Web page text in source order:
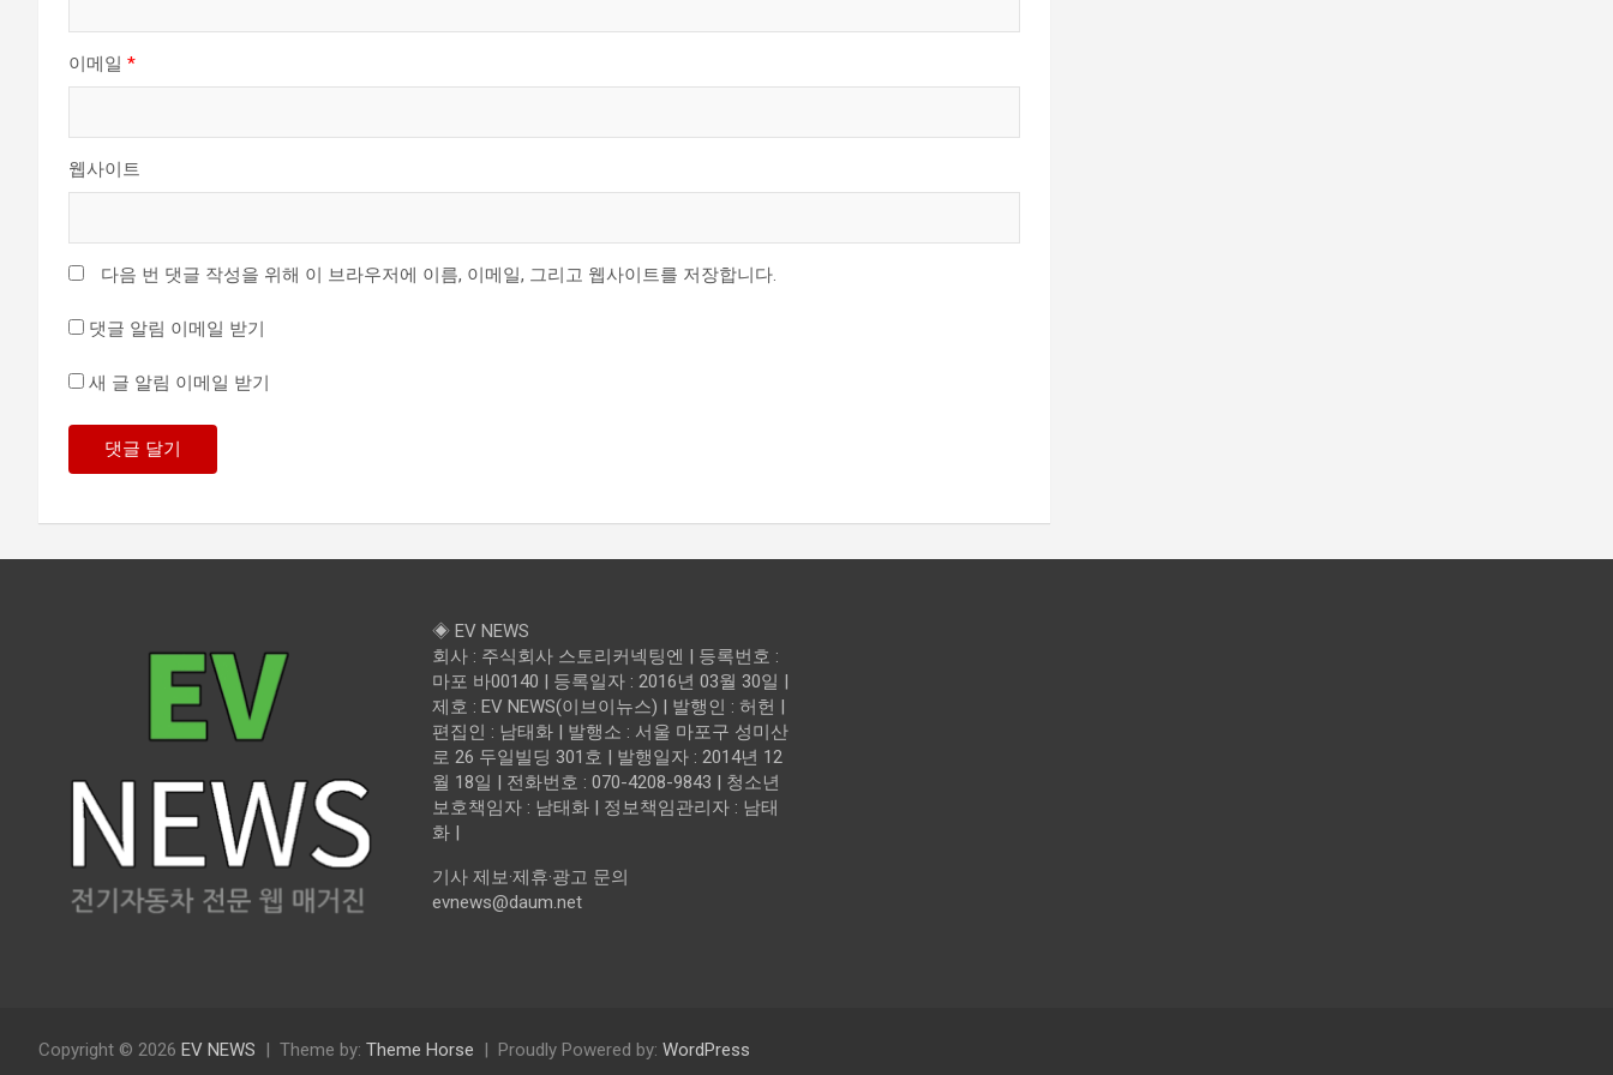
이메일 *
웹사이트
다음 번 댓글 작성을 위해 이 브라우저에 이름, 이메일, 그리고 웹사이트를 저장합니다.
댓글 알림 이메일 받기
새 글 알림 이메일 받기
◈ EV NEWS
회사 : 주식회사 스토리커넥팅엔 | 등록번호 :
마포 바00140 | 등록일자 : 2016년 03월 30일 |
제호 : EV NEWS(이브이뉴스) | 발행인 : 허헌 |
편집인 : 남태화 | 발행소 : 서울 마포구 성미산
로 26 두일빌딩 301호 | 발행일자 : 2014년 12
월 18일 | 전화번호 : 070-4208-9843 | 청소년
보호책임자 : 남태화 | 정보책임관리자 : 남태
화 |
기사 제보·제휴·광고 문의
evnews@daum.net
Copyright © 2026 EV NEWS Theme by: Theme Horse Proudly Powered by: WordPress